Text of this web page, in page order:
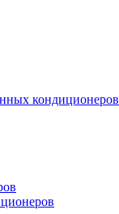
кондиционеров